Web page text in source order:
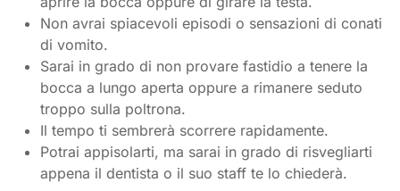
Non avrai spiacevoli episodi o sensazioni di conati
di vomito.
Sarai in grado di non provare fastidio a tenere la
bocca a lungo aperta oppure a rimanere seduto
troppo sulla poltrona.
Il tempo ti sembrerà scorrere rapidamente.
Potrai appisolarti, ma sarai in grado di risvegliarti
appena il dentista o il suo staff te lo chiederà.